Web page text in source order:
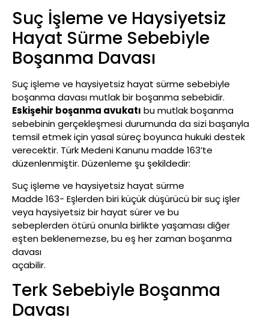
Suç İşleme ve Haysiyetsiz
Hayat Sürme Sebebiyle
Boşanma Davası
Suç işleme ve haysiyetsiz hayat sürme sebebiyle
boşanma davası mutlak bir boşanma sebebidir.
Eskişehir boşanma avukatı bu mutlak boşanma
sebebinin gerçekleşmesi durumunda da sizi başarıyla
temsil etmek için yasal süreç boyunca hukuki destek
verecektir. Türk Medeni Kanunu madde 163’te
düzenlenmiştir. Düzenleme şu şekildedir:
Suç işleme ve haysiyetsiz hayat sürme
Madde 163- Eşlerden biri küçük düşürücü bir suç işler
veya haysiyetsiz bir hayat sürer ve bu
sebeplerden ötürü onunla birlikte yaşaması diğer
eşten beklenemezse, bu eş her zaman boşanma
davası
açabilir.
Terk Sebebiyle Boşanma
Davası